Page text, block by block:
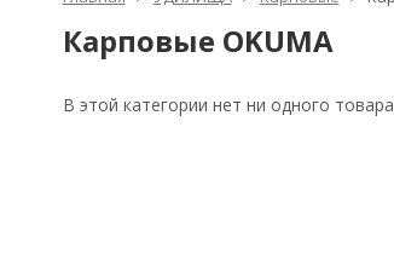
Карповые OKUMA
В этой категории нет ни одного